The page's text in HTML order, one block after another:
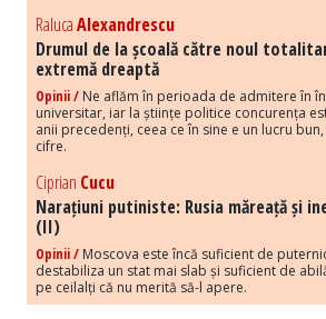
RalucaAlexandrescu
Drumul de la școală către noul
extremă dreaptă
Opinii / Ne aflăm în perioada de admitere în
universitar, iar la științe politice concurența
anii precedenți, ceea ce în sine e un lucru
cifre.
Ciprian Cucu
Narațiuni putiniste: Rusia măreață și
(II)
Opinii / Moscova este încă suficient de
destabiliza un stat mai slab și suficient de
pe ceilalți că nu merită să-l apere.